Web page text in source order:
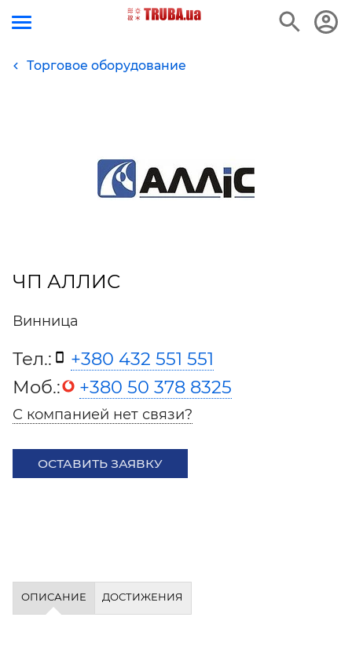
Торговое оборудование
ЧП АЛЛИС
Винница
Тел.:
+380 432 551 551
Моб.:
+380 50 378 8325
С компанией нет связи?
ОСТАВИТЬ ЗАЯВКУ
ОПИСАНИЕ ДОСТИЖЕНИЯ